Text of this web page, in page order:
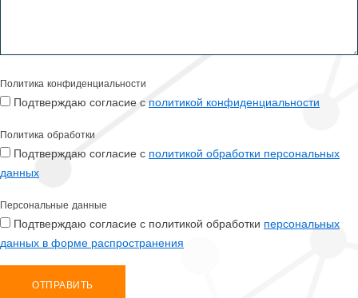
Политика конфиденциальности
Подтверждаю согласие с политикой конфиденциальности
Политика обработки
Подтверждаю согласие с политикой обработки персональных
данных
Персональные данные
Подтверждаю согласие с политикой обработки персональных
данных в форме распространения
ОТПРАВИТЬ